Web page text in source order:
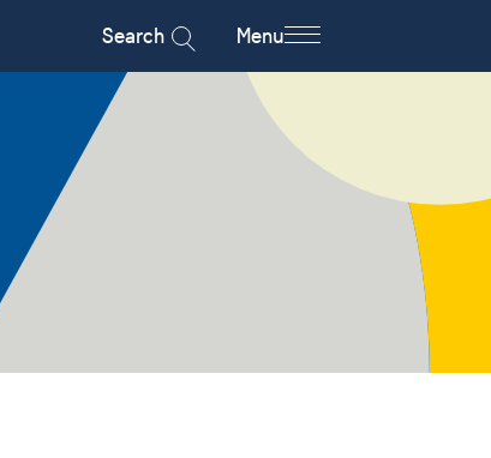
Search Menu